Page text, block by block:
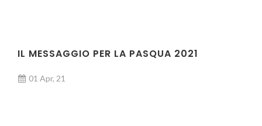
IL MESSAGGIO PER LA PASQUA 2021
01 Apr, 21